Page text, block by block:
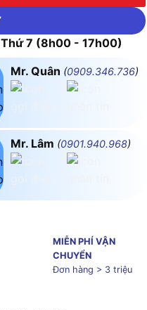
Thứ 7 (8h00 - 17h00)
Mr. Quân (0909.346.736)
Mr. Lâm (0901.940.968)
MIỄN PHÍ VẬN
CHUYỂN
Đơn hàng > 3 triệu